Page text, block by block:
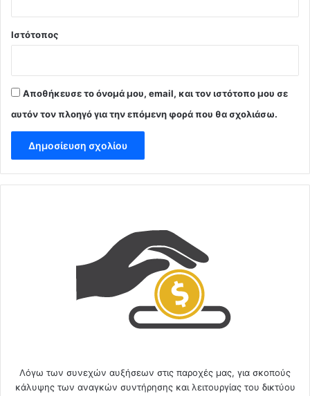
Ιστότοπος
Αποθήκευσε το όνομά μου, email, και τον ιστότοπο μου σε
αυτόν τον πλοηγό για την επόμενη φορά που θα σχολιάσω.
Λόγω των συνεχών αυξήσεων στις παροχές μας, για σκοπούς
κάλυψης των αναγκών συντήρησης και λειτουργίας του δικτύου